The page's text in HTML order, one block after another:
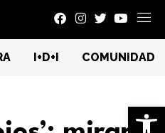
I+D+I COMUNIDAD